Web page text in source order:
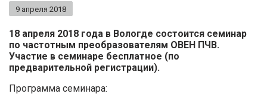
9 апреля 2018
18 апреля 2018 года в Вологде состоится семинар
по частотным преобразователям ОВЕН ПЧВ.
Участие в семинаре бесплатное (по
предварительной регистрации).
Программа семинара: